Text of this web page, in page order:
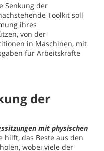
Senkung der
Toolkit soll
ihres
von der
in Maschinen, mit
für Arbeitskräfte
der
mit physischen
hilft, das Beste aus den
wobei viele der